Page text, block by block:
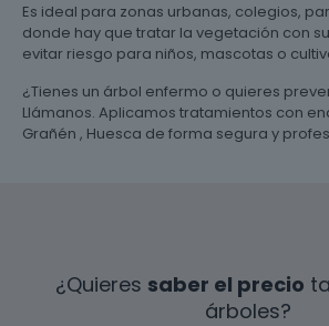
Es ideal para zonas urbanas, colegios,
donde hay que tratar la vegetación con
evitar riesgo para niños, mascotas o
¿Tienes un árbol enfermo o quieres
Llámanos. Aplicamos tratamientos con
Grañén , Huesca de forma segura y
¿Quieres saber el precio
árboles?